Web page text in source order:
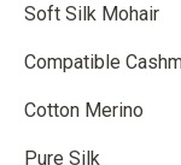
Soft Silk Mohair
Compatible
Cotton Merino
Pure Silk